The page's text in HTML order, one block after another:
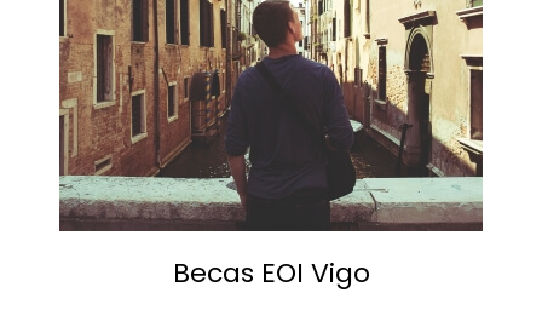
Becas EOI Vigo